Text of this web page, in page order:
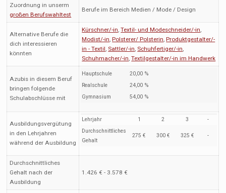
Zuordnung in unserm
großen Berufswahltest
Berufe im Bereich Medien / Mode / Design
Alternative Berufe die
dich interessieren
könnten
Kürschner/-in,Textil- und Modeschneider/-in,
Modist/-in,Polsterer/ Polsterin,Produktgestalter/-
in - Textil, Sattler/-in, Schuhfertiger/-in,
Schuhmacher/-in,Textilgestalter/-in im Handwerk
Azubis in diesem Beruf
bringen folgende
Schulabschlüsse mit
Hauptschule
20,00 %
Realschule
24,00 %
Gymnasium
54,00 %
Ausbildungsvergütung
in den Lehrjahren
während der Ausbildung
Lehrjahr 1 2 3
-
Durchschnittliches
Gehalt
275 € 300 € 325 € -
Durchschnittliches
Gehalt nach der
Ausbildung
1.426 € - 3.578 €